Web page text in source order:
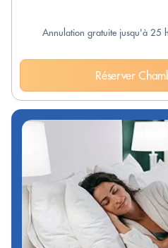
Annulation gratuite jusqu'à 25
Réserver